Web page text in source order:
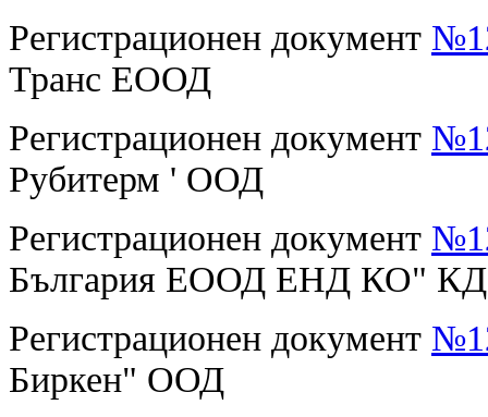
Регистрационен документ
Транс ЕООД
Регистрационен документ
Рубитерм ' ООД
Регистрационен документ
България ЕООД ЕНД КО" КД
Регистрационен документ
Биркен" ООД